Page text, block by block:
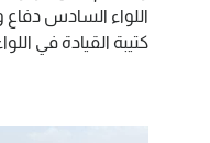
اللواء السادس دفاع
كتيبة القيادة في